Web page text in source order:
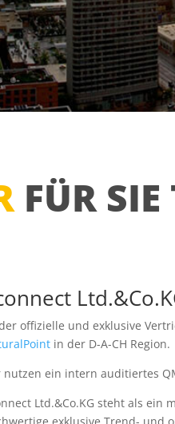
FÜR SIE
offizielle und exklusive
in der D-A-CH Region.
nutzen ein intern auditiertes
Ltd.&Co.KG steht als ein